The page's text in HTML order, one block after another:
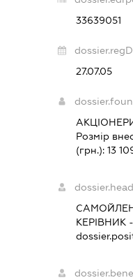
33639051
27.07.05
Розмір
(грн.):13
КЕРІВНИК